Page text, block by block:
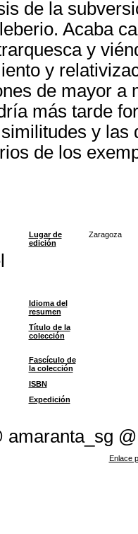
de la
Acaba
y
y
de mayor a
más tarde
y las
de los
Lugar de
edición
Zaragoza
Idioma del
resumen
Título de la
colección
Fascículo de
la colección
ISBN
Expedición
amaranta_sg @
Enlace